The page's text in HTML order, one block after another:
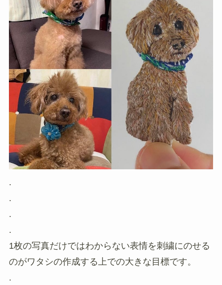
.
.
.
.
1枚の写真だけではわからない表情を刺繍にのせる
のがワタシの作成する上での大きな目標です。
.